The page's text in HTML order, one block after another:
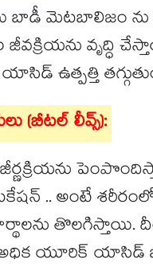
బాడీ మెటబాలిజం ను
వృద్ధి
ఉత్పత్తి
(బీటల్ లీవ్స్):
.. అంటే
తొలగిస్తాయి.
యూరిక్ యాసిడ్